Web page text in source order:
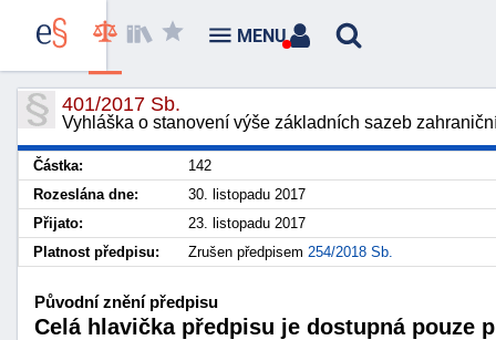
401/2017 Sb.
Vyhláška o stanovení výše základních sazeb
Částka:
142
Rozeslána dne:
30. listopadu 2017
Přijato:
23. listopadu 2017
Platnost předpisu:
Zrušen předpisem 254/2018 Sb.
Původní znění předpisu
Celá hlavička předpisu je dostupná pouze
MENU